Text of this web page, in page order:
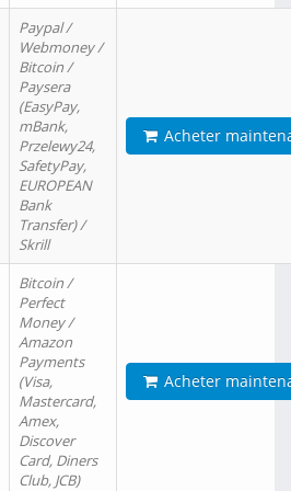
Paypal /
Webmoney /
Bitcoin /
Paysera
(EasyPay,
mBank,
Przelewy24,
SafetyPay,
EUROPEAN
Bank
Transfer) /
Skrill
Acheter
Bitcoin /
Perfect
Money /
Amazon
Payments
(Visa,
Mastercard,
Amex,
Discover
Card, Diners
Club, JCB)
Acheter